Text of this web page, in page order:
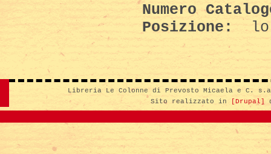
Numero
Posizione:
Libreria Le Colonne di Prevosto Micaela e C.
Sito realizzato in
[Drupal]